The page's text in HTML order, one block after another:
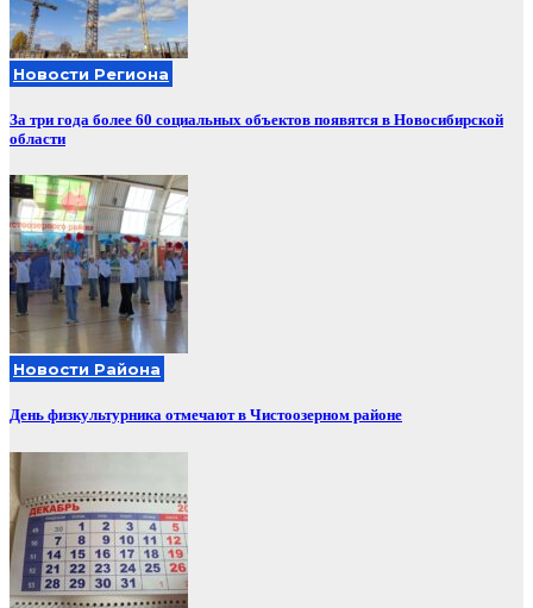
Новости Региона
За три года более 60 социальных объектов появятся в Новосибирской
области
Новости Района
День физкультурника отмечают в Чистоозерном районе